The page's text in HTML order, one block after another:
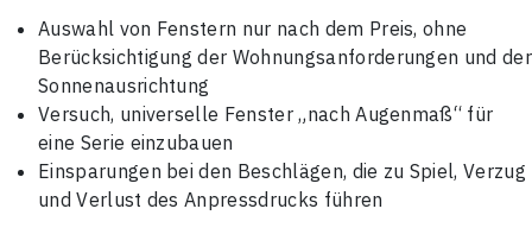
Auswahl von Fenstern nur nach dem Preis, ohne
Berücksichtigung der Wohnungsanforderungen und der
Sonnenausrichtung
Versuch, universelle Fenster „nach Augenmaß“ für
eine Serie einzubauen
Einsparungen bei den Beschlägen, die zu Spiel, Verzug
und Verlust des Anpressdrucks führen